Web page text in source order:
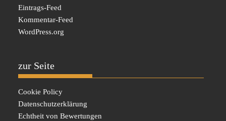
Eintrags-Feed
Kommentar-Feed
WordPress.org
zur Seite
Cookie Policy
Datenschutzerklärung
Echtheit von Bewertungen